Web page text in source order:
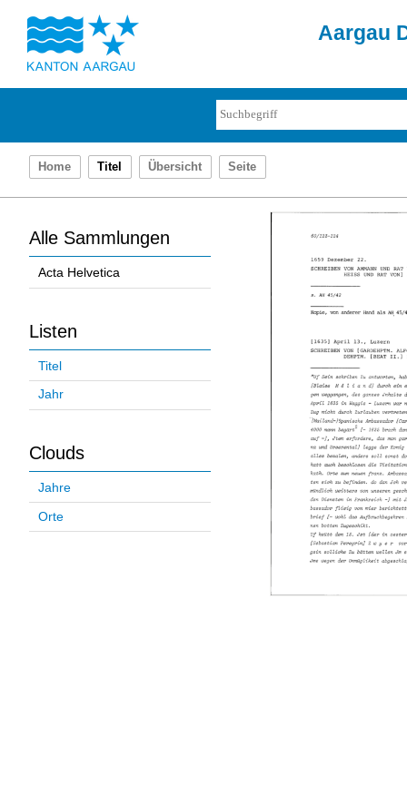
Aargau
Home Titel Übersicht Seite
Alle Sammlungen
Acta Helvetica
Listen
Titel
Jahr
Clouds
Jahre
Orte